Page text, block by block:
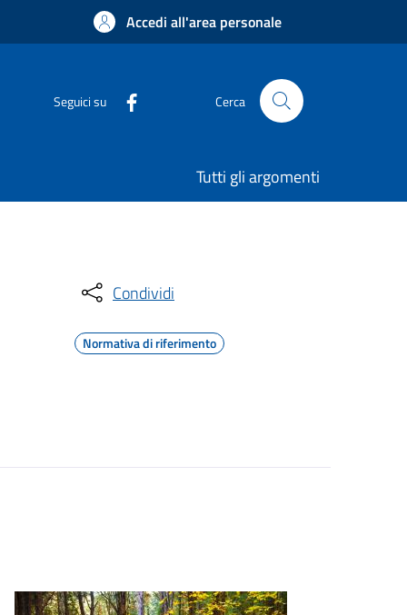
Accedi all'area personale
Seguici su Cerca
Tutti gli argomenti
Condividi
Normativa di riferimento